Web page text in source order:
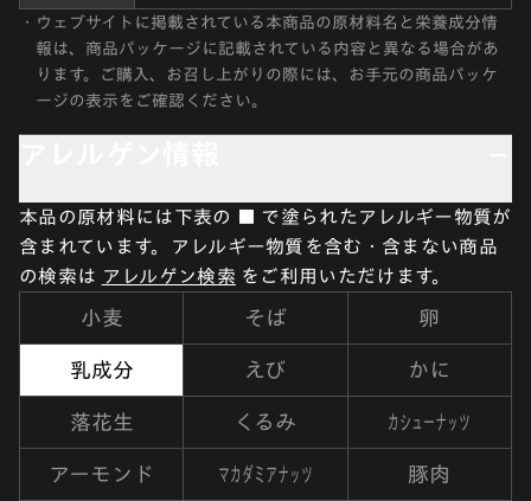
・ ウェブサイトに掲載されている本商品の原材料名と栄養成分情
報は、商品パッケージに記載されている内容と異なる場合があ
ります。ご購入、お召し上がりの際には、お手元の商品パッケ
ージの表示をご確認ください。
本品の原材料には下表の ■ で塗られたアレルギー物質が
含まれています。アレルギー物質を含む・含まない商品
の検索は アレルゲン検索 をご利用いただけます。
小麦 そば 卵
乳成分 えび かに
落花生 くるみ カシューナッツ
アーモンド マカダミアナッツ 豚肉